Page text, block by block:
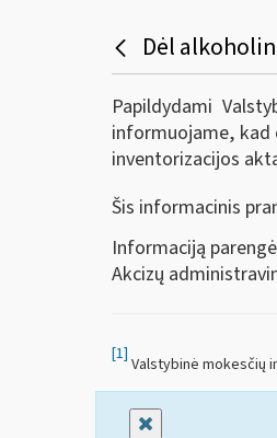
Dėl
Papildydami
informuojame, kad
inventorizacijos
Šis informacinis
Informaciją parengė
Akcizų
[1]
Valstybinė mokesčių